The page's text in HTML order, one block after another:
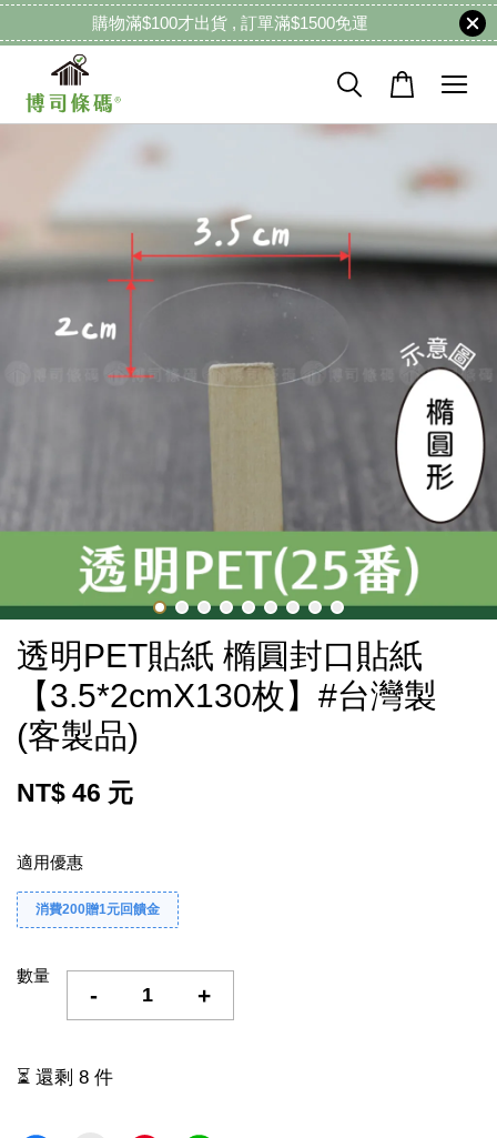
購物滿$100才出貨 , 訂單滿$1500免運
透明PET貼紙 橢圓封口貼紙
【3.5*2cmX130枚】#台灣製
(客製品)
NT$ 46 元
適用優惠
消費200贈1元回饋金
數量
- +
⏳ 還剩 8 件